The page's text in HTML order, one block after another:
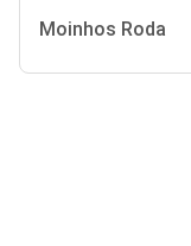
Moinhos Roda